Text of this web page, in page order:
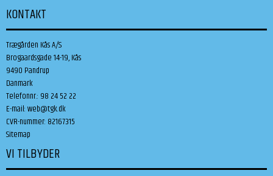
KONTAKT
Trægården Kås A/S
Brogaardsgade 14-19, Kås
9490 Pandrup
Danmark
Telefonnr.: 98 24 52 22
E-mail:web@tgk.dk
CVR-nummer: 82167315
Sitemap
VI TILBYDER